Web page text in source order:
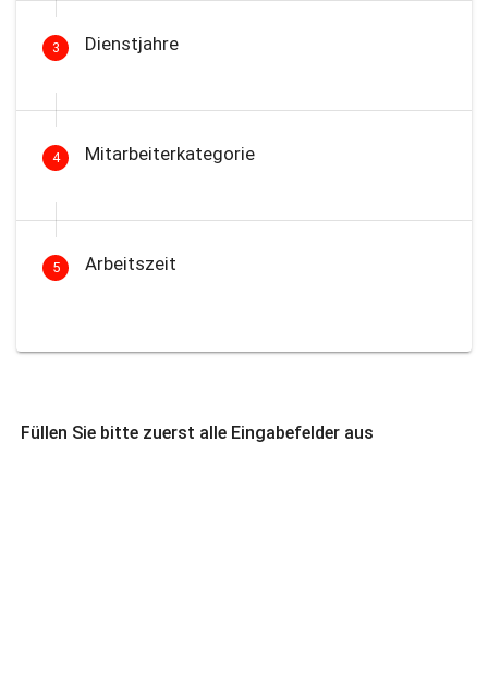
3 Dienstjahre
4 Mitarbeiterkategorie
5 Arbeitszeit
Füllen Sie bitte zuerst alle Eingabefelder aus